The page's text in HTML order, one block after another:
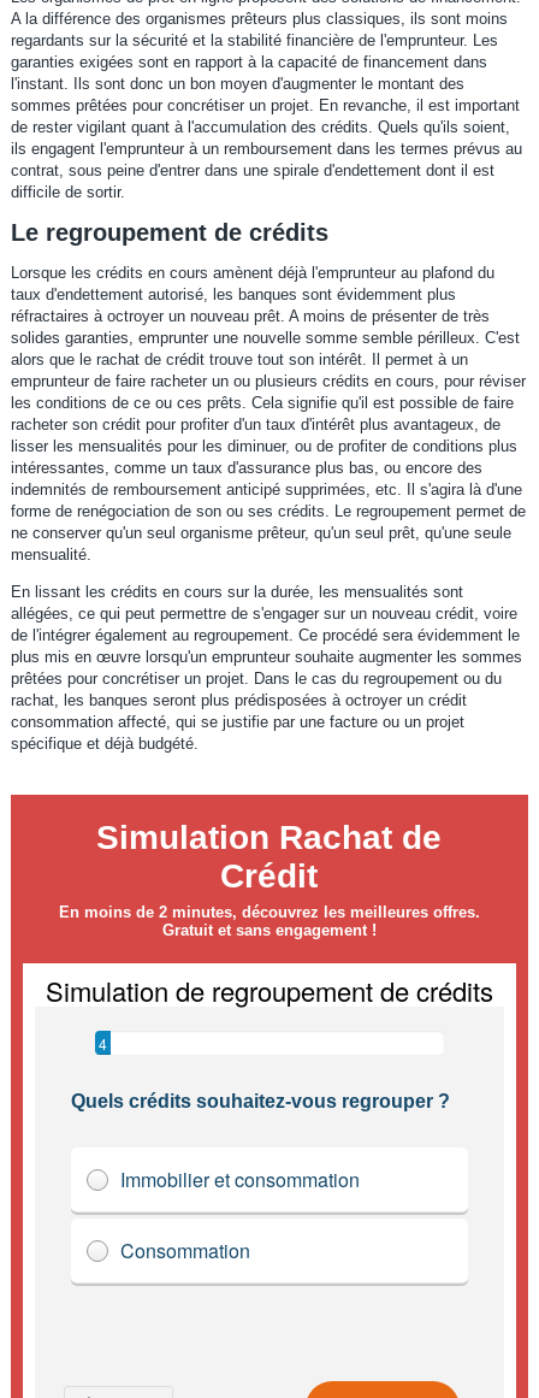
A la différence des organismes prêteurs plus classiques, ils sont moins
regardants sur la sécurité et la stabilité financière de l'emprunteur. Les
garanties exigées sont en rapport à la capacité de financement dans
l'instant. Ils sont donc un bon moyen d'augmenter le montant des
sommes prêtées pour concrétiser un projet. En revanche, il est important
de rester vigilant quant à l'accumulation des crédits. Quels qu'ils soient,
ils engagent l'emprunteur à un remboursement dans les termes prévus au
contrat, sous peine d'entrer dans une spirale d'endettement dont il est
difficile de sortir.
Le regroupement de crédits
Lorsque les crédits en cours amènent déjà l'emprunteur au plafond du
taux d'endettement autorisé, les banques sont évidemment plus
réfractaires à octroyer un nouveau prêt. A moins de présenter de très
solides garanties, emprunter une nouvelle somme semble périlleux. C'est
alors que le rachat de crédit trouve tout son intérêt. Il permet à un
emprunteur de faire racheter un ou plusieurs crédits en cours, pour réviser
les conditions de ce ou ces prêts. Cela signifie qu'il est possible de faire
racheter son crédit pour profiter d'un taux d'intérêt plus avantageux, de
lisser les mensualités pour les diminuer, ou de profiter de conditions plus
intéressantes, comme un taux d'assurance plus bas, ou encore des
indemnités de remboursement anticipé supprimées, etc. Il s'agira là d'une
forme de renégociation de son ou ses crédits. Le regroupement permet de
ne conserver qu'un seul organisme prêteur, qu'un seul prêt, qu'une seule
mensualité.
En lissant les crédits en cours sur la durée, les mensualités sont
allégées, ce qui peut permettre de s'engager sur un nouveau crédit, voire
de l'intégrer également au regroupement. Ce procédé sera évidemment le
plus mis en œuvre lorsqu'un emprunteur souhaite augmenter les sommes
prêtées pour concrétiser un projet. Dans le cas du regroupement ou du
rachat, les banques seront plus prédisposées à octroyer un crédit
consommation affecté, qui se justifie par une facture ou un projet
spécifique et déjà budgété.
Simulation Rachat de
Crédit
En moins de 2 minutes, découvrez les meilleures offres.
Gratuit et sans engagement !